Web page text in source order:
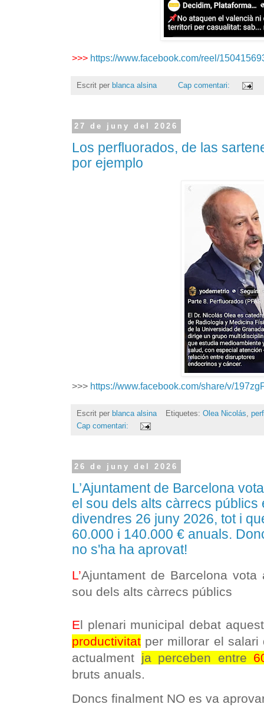
>>> https://www.facebook.com/reel/
Escrit per blanca alsina Cap comentari:
27 de juny del 2026
Los perfluorados, de las
por ejemplo
>>> https://www.facebook.com/share/v/
Escrit per blanca alsina Etiquetes: Olea Nicolás,
Cap comentari:
26 de juny del 2026
L’Ajuntament de Barcelona
el sou dels alts càrrecs públics
divendres 26 juny 2026, tot i
60.000 i 140.000 € anuals.
no s'ha ha aprovat!
L’Ajuntament de Barcelona
sou dels alts càrrecs públics
El plenari municipal debat
productivitat per millorar el
actualment ja perceben entre
bruts anuals.
Doncs finalment NO es va